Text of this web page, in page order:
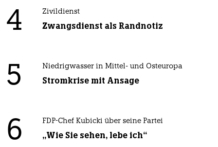
4 Zivildienst
Zwangsdienst als Randnotiz
5 Niedrigwasser in Mittel- und Osteuropa
Stromkrise mit Ansage
6 FDP-Chef Kubicki über seine Partei
„Wie Sie sehen, lebe ich“